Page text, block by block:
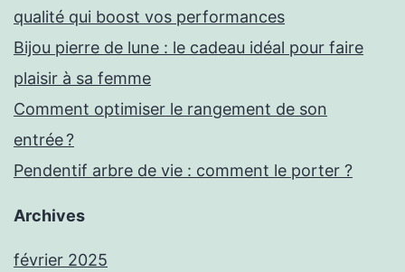
qualité qui boost vos performances
Bijou pierre de lune : le cadeau idéal pour faire
plaisir à sa femme
Comment optimiser le rangement de son
entrée ?
Pendentif arbre de vie : comment le porter ?
Archives
février 2025